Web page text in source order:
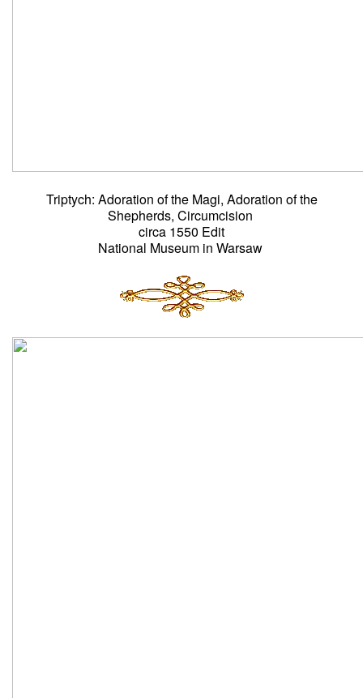
Triptych: Adoration of the Magi, Adoration of the
Shepherds, Circumcision
circa 1550 Edit
National Museum in Warsaw